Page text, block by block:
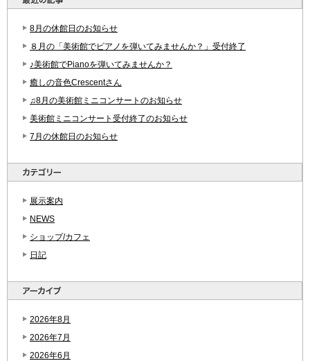
8月の休館日のお知らせ
８月の「美術館でピアノを弾いてみませんか？」受付終了
♪美術館でPianoを弾いてみませんか？
癒しの音色Crescentさん
♫8月の美術館ミニコンサートのお知らせ
美術館ミニコンサート受付終了のお知らせ
7月の休館日のお知らせ
展示案内
NEWS
ショップ/カフェ
日記
2026年8月
2026年7月
2026年6月